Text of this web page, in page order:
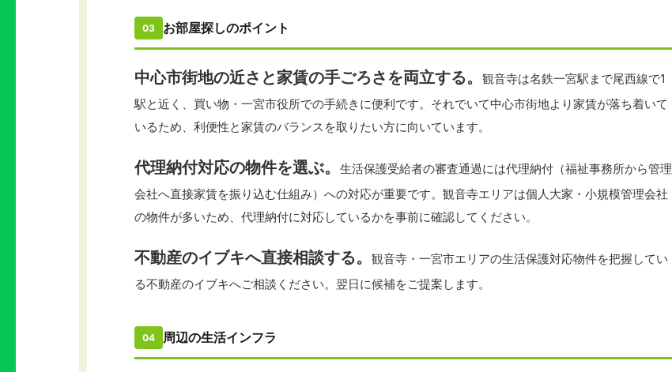
03 お部屋探しのポイント
中心市街地の近さと家賃の手ごろさを両立する。
観音寺は名鉄一宮駅まで尾西線で1
駅と近く、買い物・一宮市役所での手続きに便利です。それでいて中心市街地より家賃が落ち着いて
いるため、利便性と家賃のバランスを取りたい方に向いています。
代理納付対応の物件を選ぶ。
生活保護受給者の審査通過には代理納付（福祉事務所から管理
会社へ直接家賃を振り込む仕組み）への対応が重要です。観音寺エリアは個人大家・小規模管理会社
の物件が多いため、代理納付に対応しているかを事前に確認してください。
不動産のイブキへ直接相談する。
観音寺・一宮市エリアの生活保護対応物件を把握してい
る不動産のイブキへご相談ください。翌日に候補をご提案します。
04 周辺の生活インフラ